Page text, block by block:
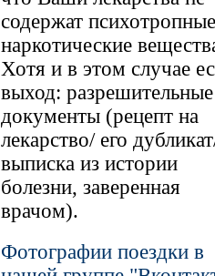
содержат
наркотические
Хотя и в этом случае
выход: разрешительные
документы (рецепт на
лекарство/ его
выписка из истории
болезни, заверенная
врачом).
Фотографии поездки в